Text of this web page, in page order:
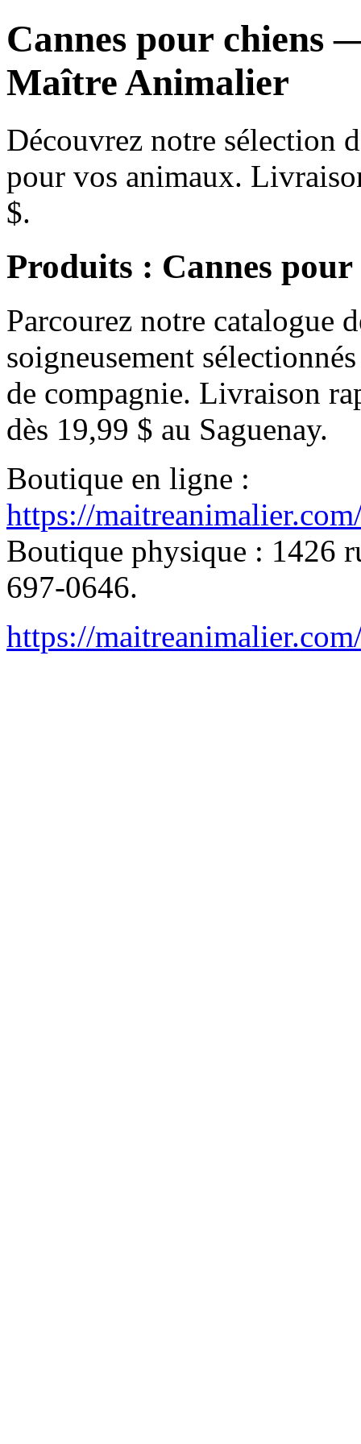
Cannes pour chiens
Maître Animalier
Découvrez notre sélection
pour vos animaux.
$.
Produits : Cannes pour
Parcourez notre catalogue
soigneusement
de compagnie. Livraison
dès 19,99 $ au Saguenay.
Boutique en ligne :
https://
Boutique physique : 1426
697-0646.
https://